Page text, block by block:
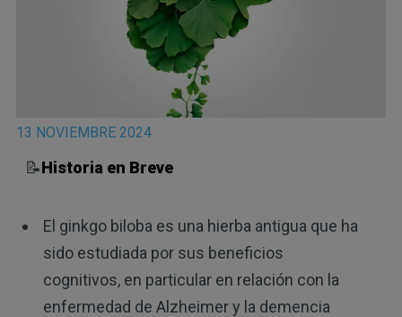
13 NOVIEMBRE 2024
📝Historia en Breve
El ginkgo biloba es una hierba antigua que ha
sido estudiada por sus beneficios
cognitivos, en particular en relación con la
enfermedad de Alzheimer y la demencia